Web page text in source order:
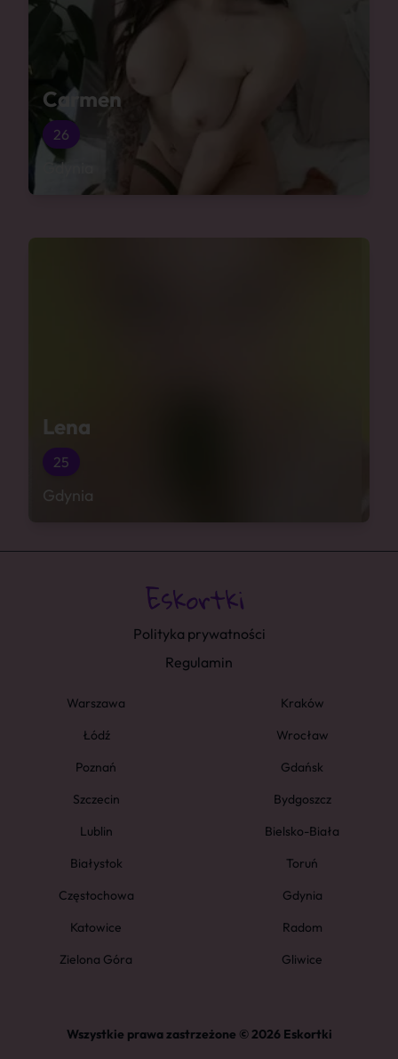
Carmen
26
Gdynia
Lena
25
Gdynia
Polityka prywatności
Regulamin
Warszawa
Kraków
Łódź
Wrocław
Poznań
Gdańsk
Szczecin
Bydgoszcz
Lublin
Bielsko-Biała
Białystok
Toruń
Częstochowa
Gdynia
Katowice
Radom
Zielona Góra
Gliwice
Wszystkie prawa zastrzeżone © 2026 Eskortki